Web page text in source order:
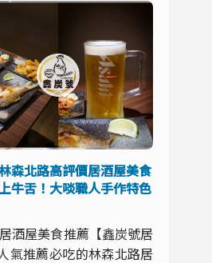
森北路高評價居酒屋美食
牛舌！大啖職人手作特色
酒屋美食推薦【鑫炭號居
氣推薦必吃的林森北路居